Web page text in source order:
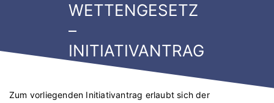
WETTENGESETZ
–
INITIATIVANTRAG
Zum vorliegenden Initiativantrag erlaubt sich der